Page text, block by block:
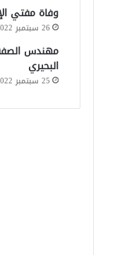
وفاة مفتي
26 سبتمبر 2022
مهندس
البحيري
25 سبتمبر 2022